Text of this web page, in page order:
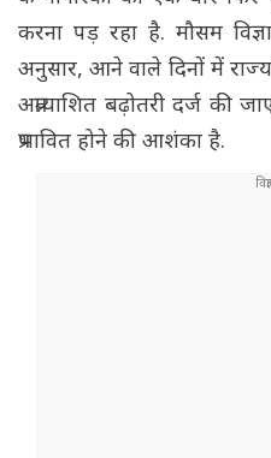
करना पड़ रहा है. मौसम
अनुसार, आने वाले दिनों में
अप्रत्याशित बढ़ोतरी दर्ज की
प्रभावित होने की आशंका है.